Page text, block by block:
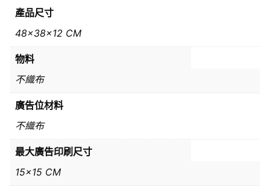
產品尺寸
48x38x12 CM
物料
不織布
廣告位材料
不織布
最大廣告印刷尺寸
15×15 CM